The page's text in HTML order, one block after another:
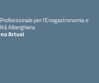
per l'Enogastronomia e
Alberghiera
Artusi